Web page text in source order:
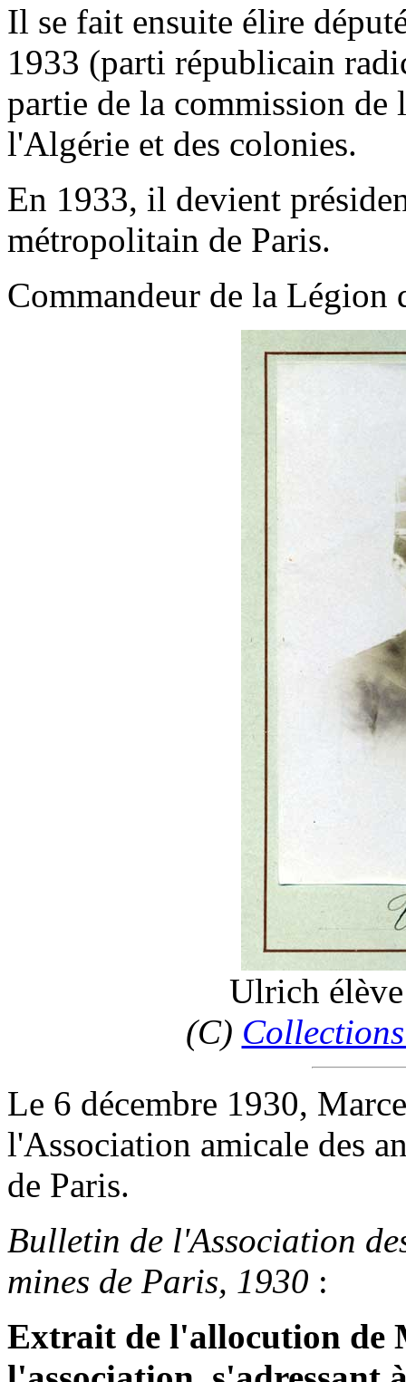
Il se fait ensuite élire
1933 (parti républicain
partie de la commission de
l'Algérie et des colonies.
En 1933, il devient
métropolitain de Paris.
Commandeur de la Légion
Ulrich
(C)
Le 6 décembre 1930,
l'Association amicale des
de Paris.
Bulletin de l'Association
mines de Paris, 1930 :
Extrait de l'allocution de